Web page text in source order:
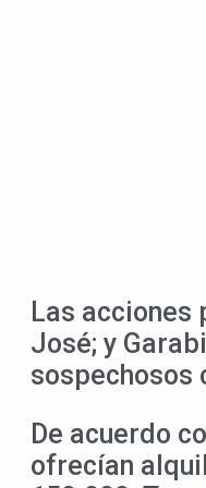
Las acciones
José; y
sospechosos
De acuerdo
ofrecían